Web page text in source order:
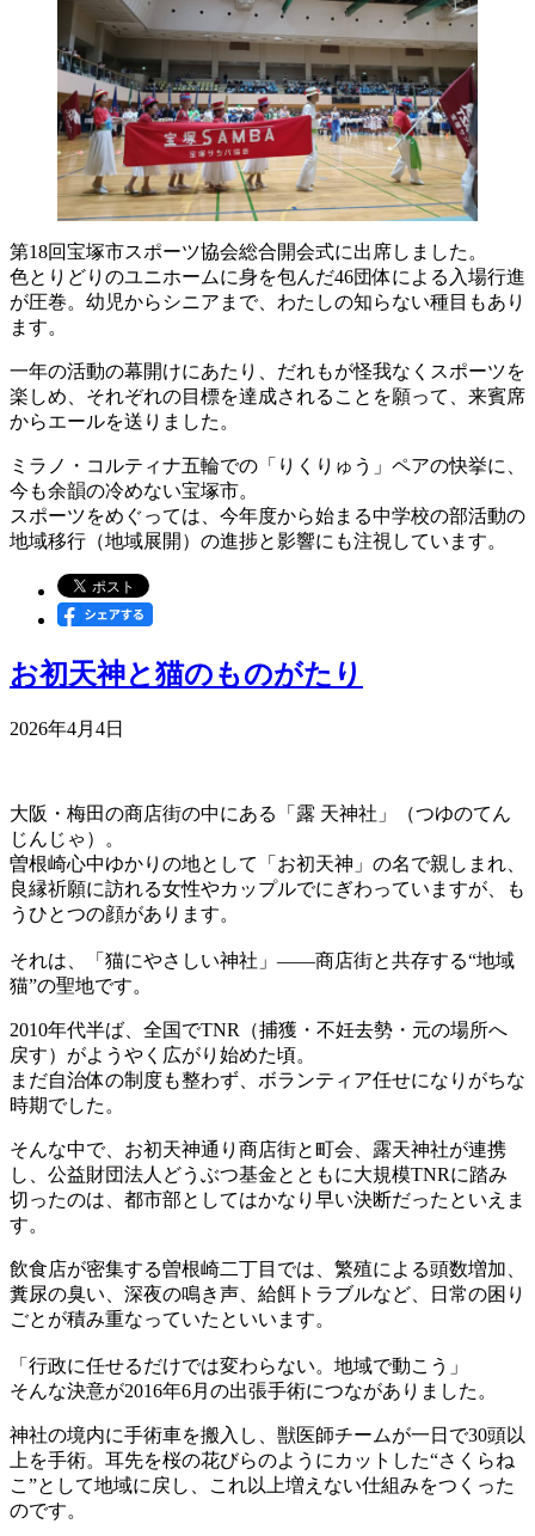
第18回宝塚市スポーツ協会総合開会式に出席しました。
色とりどりのユニホームに身を包んだ46団体による入場行進
が圧巻。幼児からシニアまで、わたしの知らない種目もあり
ます。
一年の活動の幕開けにあたり、だれもが怪我なくスポーツを
楽しめ、それぞれの目標を達成されることを願って、来賓席
からエールを送りました。
ミラノ・コルティナ五輪での「りくりゅう」ペアの快挙に、
今も余韻の冷めない宝塚市。
スポーツをめぐっては、今年度から始まる中学校の部活動の
地域移行（地域展開）の進捗と影響にも注視しています。
お初天神と猫のものがたり
2026年4月4日
大阪・梅田の商店街の中にある「露 天神社」（つゆのてん
じんじゃ）。
曽根崎心中ゆかりの地として「お初天神」の名で親しまれ、
良縁祈願に訪れる女性やカップルでにぎわっていますが、も
うひとつの顔があります。
それは、「猫にやさしい神社」――商店街と共存する“地域
猫”の聖地です。
2010年代半ば、全国でTNR（捕獲・不妊去勢・元の場所へ
戻す）がようやく広がり始めた頃。
まだ自治体の制度も整わず、ボランティア任せになりがちな
時期でした。
そんな中で、お初天神通り商店街と町会、露天神社が連携
し、公益財団法人どうぶつ基金とともに大規模TNRに踏み
切ったのは、都市部としてはかなり早い決断だったといえま
す。
飲食店が密集する曽根崎二丁目では、繁殖による頭数増加、
糞尿の臭い、深夜の鳴き声、給餌トラブルなど、日常の困り
ごとが積み重なっていたといいます。
「行政に任せるだけでは変わらない。地域で動こう」
そんな決意が2016年6月の出張手術につながありました。
神社の境内に手術車を搬入し、獣医師チームが一日で30頭以
上を手術。耳先を桜の花びらのようにカットした“さくらね
こ”として地域に戻し、これ以上増えない仕組みをつくった
のです。